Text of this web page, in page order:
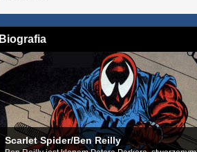
Biografia
Scarlet Spider/Ben Reilly